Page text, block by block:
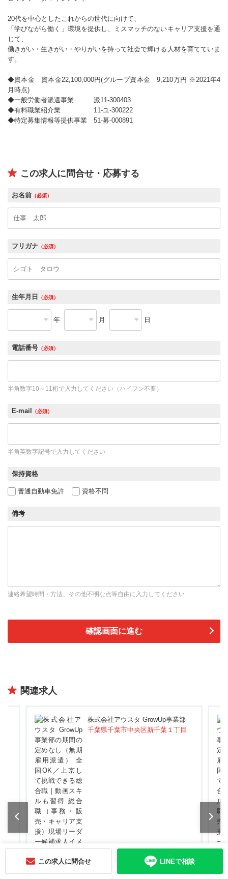
20代を中心としたこれからの世代に向けて、
「学びながら働く」環境を提供し、ミスマッチのないキャリア支援を通
じて、
働きがい・生きがい・やりがいを持って社会で輝ける人材を育てていま
す。
◆資本金 資本金22,100,000円(グループ資本金 9,210万円 ※2021年4
月時点)
◆一般労働者派遣事業 派11-300403
◆有料職業紹介業 11-ユ-300222
◆特定募集情報等提供事業 51-募-000891
この求人に問合せ・応募する
お名前 （必須）
フリガナ （必須）
生年月日 （必須）
年 月 日
電話番号 （必須）
半角数字10～11桁で入力してください（ハイフン不要）
E-mail （必須）
半角英数字記号で入力してください
保持資格
普通自動車免許 資格不問
備考
連絡希望時間・方法、その他不明な点等自由に入力してください
関連求人
株式会社アウスタ GrowUp事業部
千葉県千葉市中央区新千葉１丁目
...
この求人に問合せ LINEで相談